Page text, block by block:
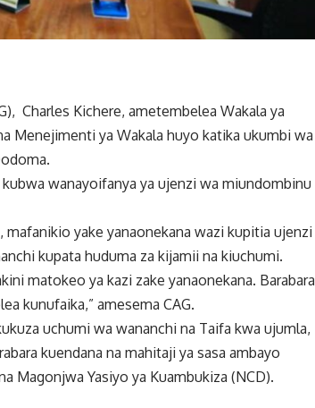
Charles Kichere, ametembelea Wakala ya
Menejimenti ya Wakala huyo katika ukumbi wa
wanayoifanya ya ujenzi wa miundombinu
mafanikio yake yanaonekana wazi kupitia ujenzi
kupata huduma za kijamii na kiuchumi.
matokeo ya kazi zake yanaonekana. Barabara
kunufaika,” amesema CAG.
uchumi wa wananchi na Taifa kwa ujumla,
kuendana na mahitaji ya sasa ambayo
Magonjwa Yasiyo ya Kuambukiza (NCD).